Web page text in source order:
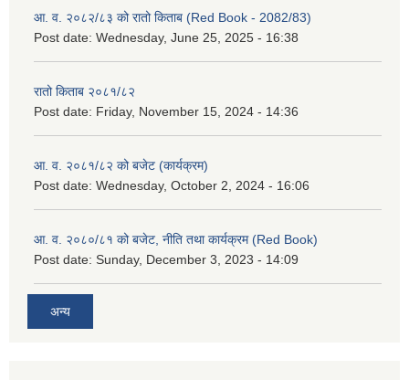
आ. व. २०८२/८३ को रातो किताब (Red Book - 2082/83)
Post date: Wednesday, June 25, 2025 - 16:38
रातो किताब २०८१/८२
Post date: Friday, November 15, 2024 - 14:36
आ. व. २०८१/८२ को बजेट (कार्यक्रम)
Post date: Wednesday, October 2, 2024 - 16:06
आ. व. २०८०/८१ को बजेट, नीति तथा कार्यक्रम (Red Book)
Post date: Sunday, December 3, 2023 - 14:09
अन्य